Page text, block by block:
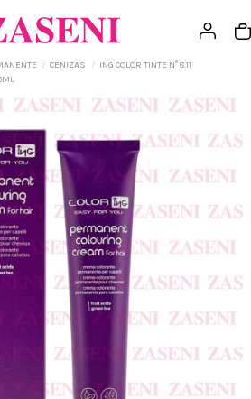
CENIZAS
ING COLOR TINTE N° 8.11